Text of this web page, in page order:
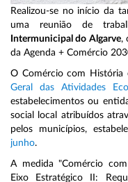
Realizou-se no início da
uma reunião de
Intermunicipal do Algarve,
da Agenda + Comércio
O Comércio com História
Geral das Atividades
estabelecimentos ou
social local atribuídos
pelos municípios,
junho.
A medida "Comércio
Eixo Estratégico II: